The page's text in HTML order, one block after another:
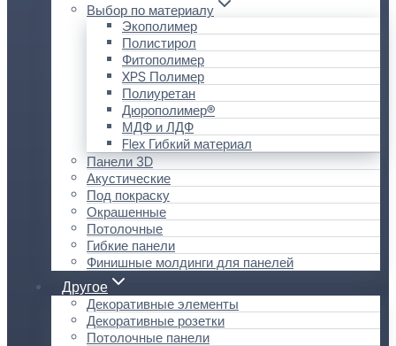
Выбор по материалу
Экополимер
Полистирол
Фитополимер
XPS Полимер
Полиуретан
Дюрополимер®
МДФ и ЛДФ
Flex Гибкий материал
Панели 3D
Акустические
Под покраску
Окрашенные
Потолочные
Гибкие панели
Финишные молдинги для панелей
Другое
Декоративные элементы
Декоративные розетки
Потолочные панели